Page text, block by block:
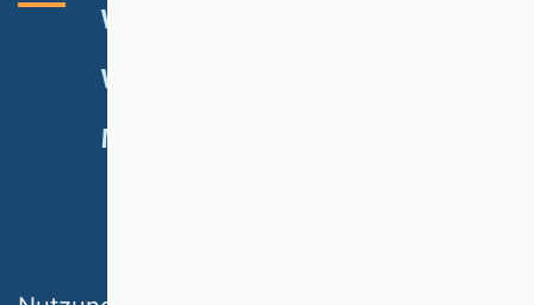
VHB-RATING 2024
VERANSTALTUNGEN
MITGLIED WERDEN